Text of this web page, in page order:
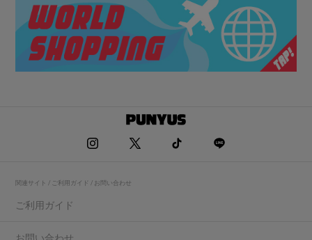
関連サイト / ご利用ガイド / お問い合わせ
ご利用ガイド